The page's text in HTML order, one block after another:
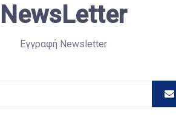
NewsLetter
Εγγραφή Newsletter